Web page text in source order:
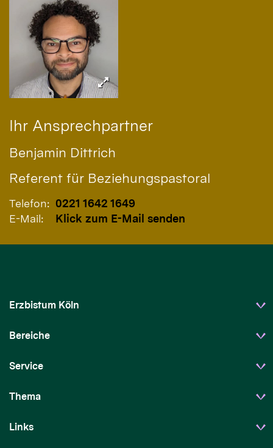
Ihr Ansprechpartner
Benjamin Dittrich
Referent für Beziehungspastoral
Telefon: 0221 1642 1649
E-Mail:
Klick zum E-Mail senden
Erzbistum Köln
Bereiche
Service
Thema
Links